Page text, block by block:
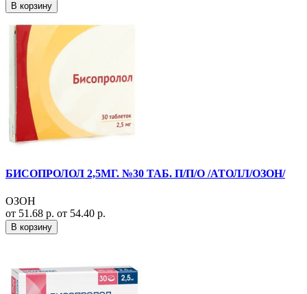
В корзину
БИСОПРОЛОЛ 2,5МГ. №30 ТАБ. П/П/О /АТОЛЛ/ОЗОН/
ОЗОН
от 51.68 р. от 54.40 р.
В корзину